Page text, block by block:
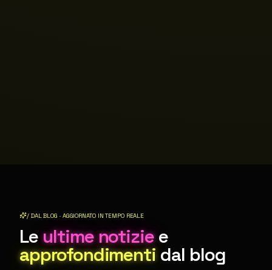
/ DAL BLOG · AGGIORNATO IN TEMPO REALE
Leultime notiziee
approfondimentidal blog